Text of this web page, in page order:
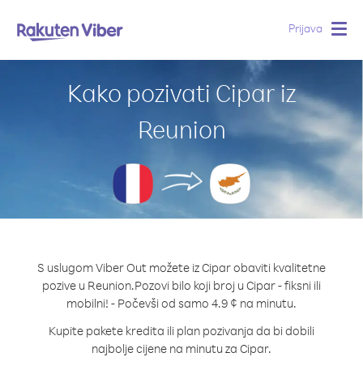
Prijava
Kako pozivati Cipar iz
Reunion
S uslugom Viber Out možete iz Cipar obaviti kvalitetne
pozive u Reunion.Pozovi bilo koji broj u Cipar - fiksni ili
mobilni! - Počevši od samo 4.9 ¢ na minutu.
Kupite pakete kredita ili plan pozivanja da bi dobili
najbolje cijene na minutu za Cipar.